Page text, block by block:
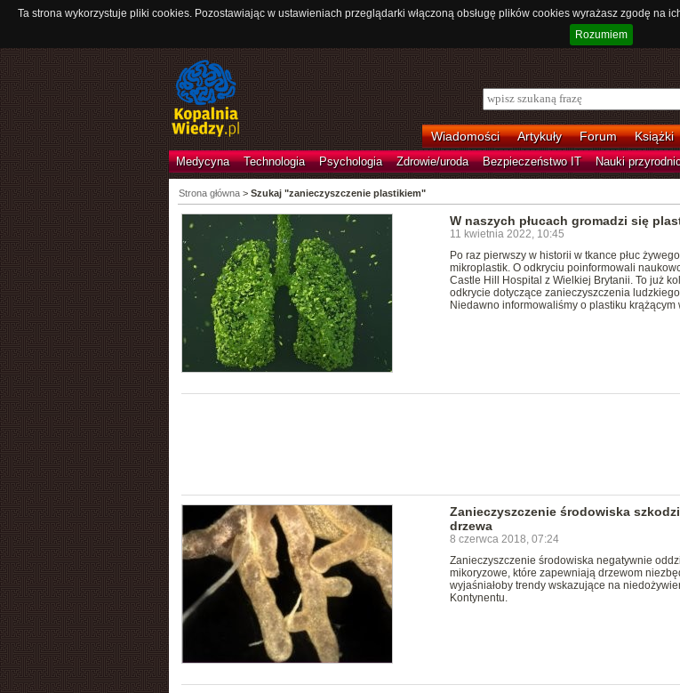
Ta strona wykorzystuje pliki cookies. Pozostawiając w ustawieniach przeglądarki włączoną obsługę plików cookies wyrażasz zgodę
Rozumiem
Wiadomości Artykuły Forum Książki
Medycyna Technologia Psychologia Zdrowie/uroda Bezpieczeństwo IT Nauki
Strona główna> Szukaj "zanieczyszczenie plastikiem"
W naszych płucach gromadzi się
11 kwietnia 2022, 10:45
Po raz pierwszy w historii w tkance płuc
mikroplastik. O odkryciu poinformowali
Castle Hill Hospital z Wielkiej Brytanii. To już
odkrycie dotyczące zanieczyszczenia
Niedawno informowaliśmy o plastiku krążącym
Zanieczyszczenie środowiska
drzewa
8 czerwca 2018, 07:24
Zanieczyszczenie środowiska negatywnie
mikoryzowe, które zapewniają drzewom
wyjaśniałoby trendy wskazujące na
Kontynentu.